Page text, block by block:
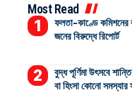
Most Read
ফলতা-কাণ্ডে কমিশনের
জনের বিরুদ্ধে রিপোর্ট
বুদ্ধ পূর্ণিমা উৎসবে
বা হিংসা কোনো সমস্যার